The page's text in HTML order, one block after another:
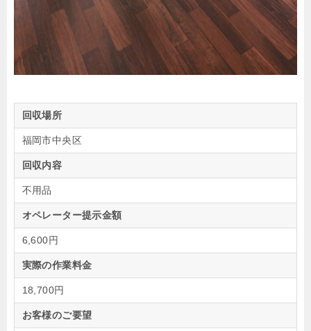
回収場所
福岡市中央区
回収内容
不用品
オペレーター提示金額
6,600円
実際の作業料金
18,700円
お客様のご要望